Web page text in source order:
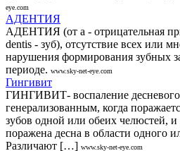
eye.com
АДЕНТИЯ
АДЕНТИЯ (от а - отрицательная
dentis - зуб), отсутствие всех или
нарушения формирования зубных
периоде. www.sky-net-eye.com
Гингивит
ГИНГИВИТ- воспаление
генерализованным, когда
зубов одной или обеих челюстей,
поражена десна в области одного
Различают […] www.sky-net-eye.com